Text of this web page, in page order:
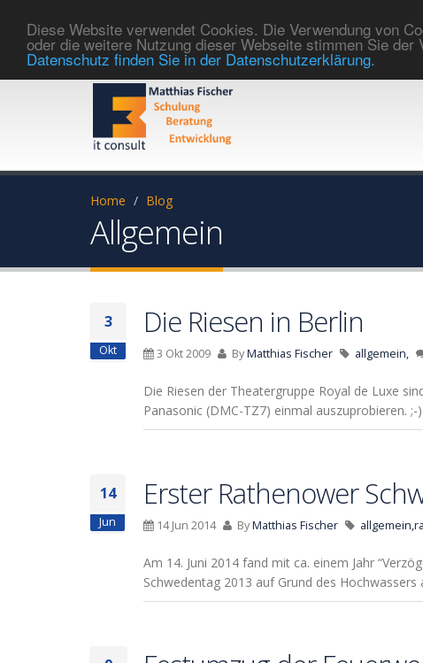
Diese Website verwendet Cookies. Die Verwendung von
oder die weitere Nutzung dieser Webseite stimmen Sie der
Datenschutz finden Sie in der Datenschutzerklärung.
Home Blog
Allgemein
3
Okt
Die Riesen in Berlin
3 Okt 2009 ByMatthias Fischer allgemein,
Die Riesen der Theatergruppe Royal de Luxe
Panasonic (DMC-TZ7) einmal auszuprobieren. ;-)
14
Jun
Erster Rathenower
14 Jun 2014 ByMatthias Fischer allgemein,
Am 14. Juni 2014 fand mit ca. einem Jahr
Schwedentag 2013 auf Grund des